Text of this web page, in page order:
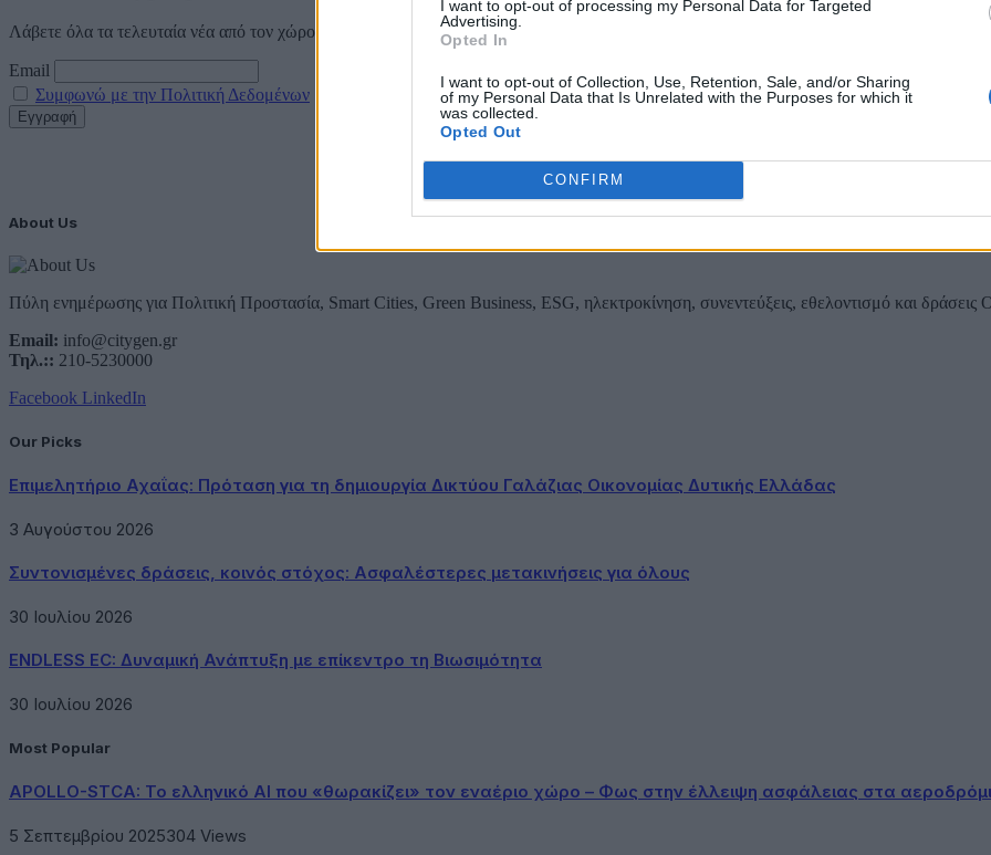
I want to opt-out of processing my Personal Data for Targeted
Advertising.
Opted In
I want to opt-out of Collection, Use, Retention, Sale, and/or Sharing
of my Personal Data that Is Unrelated with the Purposes for which it
was collected.
Opted Out
CONFIRM
Λάβετε όλα τα τελευταία νέα από τον χώρο της Πολιτικής Προστασίας, του ESG, του Green Business και των ΟΤΑ
Email
Συμφωνώ με την Πολιτική Δεδομένων
About Us
Πύλη ενημέρωσης για Πολιτική Προστασία, Smart Cities, Green Business, ESG, ηλεκτροκίνηση, συνεντεύξεις, εθελοντισμό και
Email: info@citygen.gr
Τηλ.:: 210-5230000
Facebook LinkedIn
Our Picks
Επιμελητήριο Αχαΐας: Πρόταση για τη δημιουργία Δικτύου Γαλάζιας Οικονομίας Δυτικής Ελλάδας
3 Αυγούστου 2026
Συντονισμένες δράσεις, κοινός στόχος: Ασφαλέστερες μετακινήσεις για όλους
30 Ιουλίου 2026
ENDLESS EC: Δυναμική Ανάπτυξη με επίκεντρο τη Βιωσιμότητα
30 Ιουλίου 2026
Most Popular
APOLLO-STCA: Το ελληνικό AI που «θωρακίζει» τον εναέριο χώρο – Φως στην έλλειψη ασφάλειας στα
5 Σεπτεμβρίου 2025304 Views